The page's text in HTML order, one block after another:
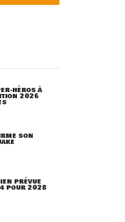
HÉROS À
2026
SON
PRÉVUE
POUR 2028